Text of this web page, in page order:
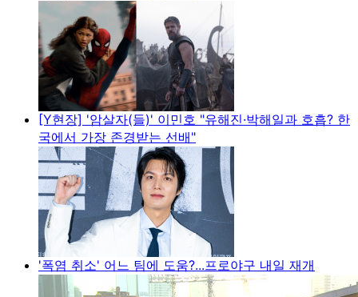
[Y현장] '암살자(들)' 이민호 "유해진·박해일과 호흡? 한
국에서 가장 존경받는 선배"
'폭염 취소' 어느 팀에 도움?...프로야구 내일 재개